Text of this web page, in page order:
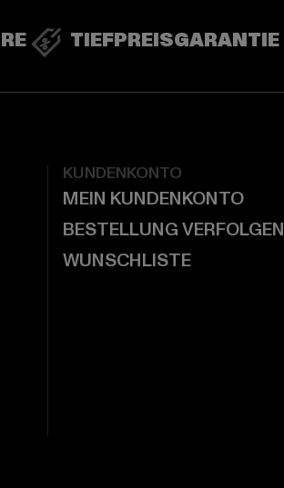
TIEFPREISGARANTIE
KUNDENKONTO
MEIN KUNDENKONTO
BESTELLUNG VERFOLGEN
WUNSCHLISTE